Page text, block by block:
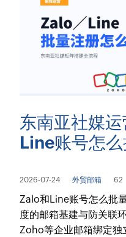
东南亚社媒运
Line账号怎么
2026-07-24 外贸邮箱 62
Zalo和Line账号怎么批
度的邮箱基建与防关联
Zoho等企业邮箱绑定独